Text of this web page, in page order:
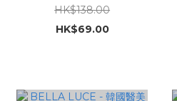
藥複合霜冰川水抗敏舒緩面
膜 30g x 10片
HK$138.00
HK$69.00